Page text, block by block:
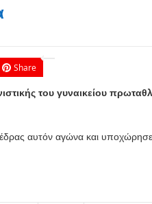
Share
του γυναικείου
αυτόν αγώνα και